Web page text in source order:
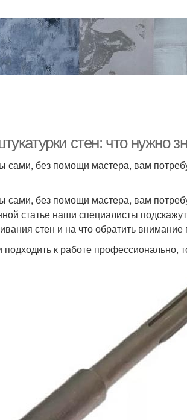
стен: что нужно
сами, без помощи мастера, вам
сами, без помощи мастера, вам
статье наши специалисты
стен и на что обратить
подходить к работе профессионально,